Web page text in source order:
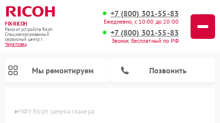
FIX-RICOH
Ремонт устройств Ricoh
Специализированный
cервисный центр г.
Череповец
+7 (800) 301-55-83
Ежедневно, с 10:00 до 20:00
+7 (800) 301-55-83
Звонок бесплатный по РФ
Мы ремонтируем Позвонить
МФУ Ricoh замена сканера